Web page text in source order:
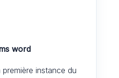
word
instance du